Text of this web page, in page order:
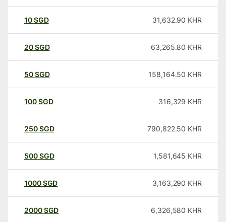
10SGD 31,632.90 KHR
20SGD 63,265.80 KHR
50SGD 158,164.50 KHR
100SGD 316,329 KHR
250SGD 790,822.50 KHR
500SGD 1,581,645 KHR
1000SGD 3,163,290 KHR
2000SGD 6,326,580 KHR